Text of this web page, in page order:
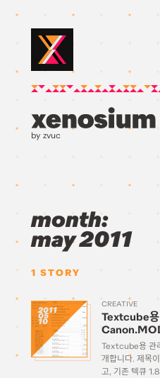
by zvuc
month:
may 2011
1 STORY
2011
05
10
CREATIVE
Textcube용
Textcube용 관
개합니다. 제목
고, 기존 텍큐